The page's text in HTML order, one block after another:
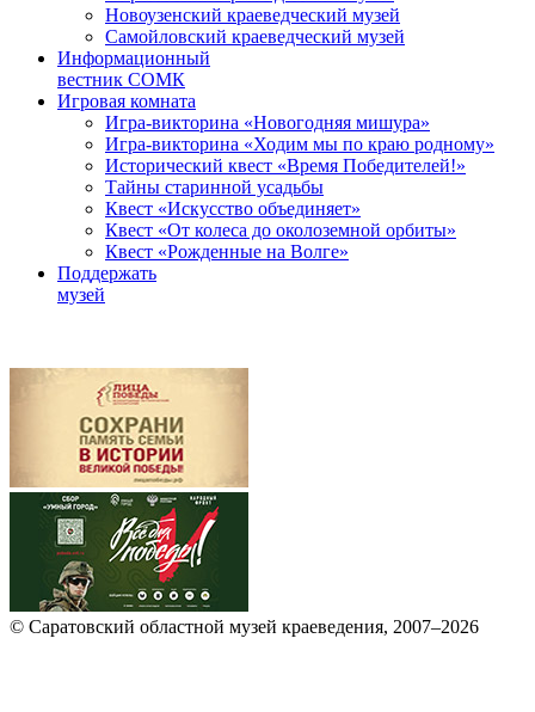
Новоузенский краеведческий музей
Самойловский краеведческий музей
Информационный
вестник СОМК
Игровая комната
Игра-викторина «Новогодняя мишура»
Игра-викторина «Ходим мы по краю родному»
Исторический квест «Время Победителей!»
Тайны старинной усадьбы
Квест «Искусство объединяет»
Квест «От колеса до околоземной орбиты»
Квест «Рожденные на Волге»
Поддержать
музей
© Саратовский областной музей краеведения, 2007–2026